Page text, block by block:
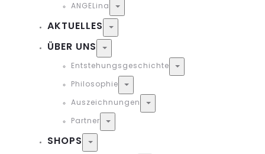
ANGELina Toggle
AKTUELLES Toggle
ÜBER UNS Toggle
Entstehungsgeschichte Toggle
Philosophie Toggle
Auszeichnungen Toggle
Partner Toggle
SHOPS Toggle